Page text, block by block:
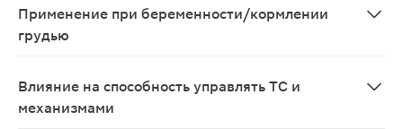
Применение при беременности/кормлении
грудью
Влияние на способность управлять ТС и
механизмами